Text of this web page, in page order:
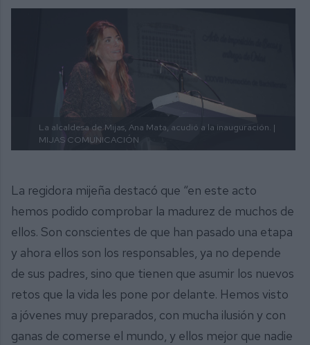
La alcaldesa de Mijas, Ana Mata, acudió a la inauguración. |
MIJAS COMUNICACIÓN
La regidora mijeña destacó que “en este acto
hemos podido comprobar la madurez de muchos de
ellos. Son conscientes de que han pasado una etapa
y ahora ellos son los responsables, ya no depende
de sus padres, sino que tienen que asumir los nuevos
retos que la vida les pone por delante. Hemos visto
a jóvenes muy preparados, con mucha ilusión y con
ganas de comerse el mundo, y ellos mejor que nadie